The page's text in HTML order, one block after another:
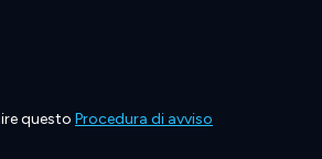
questo Procedura di avviso